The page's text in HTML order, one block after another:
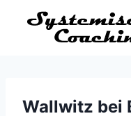
Inhalt
Wallwitz bei